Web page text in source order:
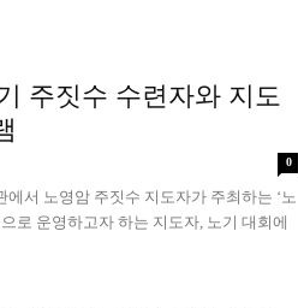
주짓수 수련자와 지도
0
서 노영암 주짓수 지도자가 주최하는 ‘노
로 운영하고자 하는 지도자, 노기 대회에